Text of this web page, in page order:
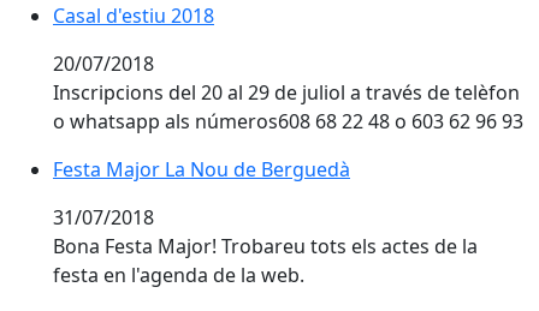
Casal d'estiu 2018
Casal d'estiu 2018
20/07/2018
Inscripcions del 20 al 29 de juliol a través de telèfon
o whatsapp als números608 68 22 48 o 603 62 96 93
Festa Major La Nou de Berguedà
Festa Major La Nou de Berguedà
31/07/2018
Bona Festa Major! Trobareu tots els actes de la
festa en l'agenda de la web.